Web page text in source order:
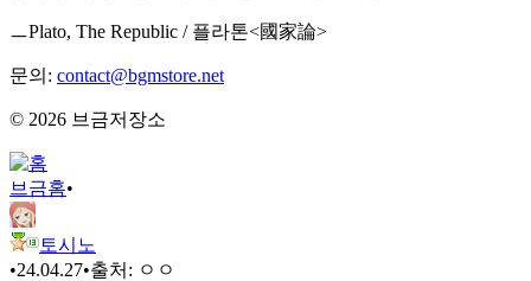
ㅡPlato, The Republic / 플라톤<國家論>
문의: contact@bgmstore.net
© 2026 브금저장소
브금홈•
토시노
•24.04.27•출처: ㅇㅇ